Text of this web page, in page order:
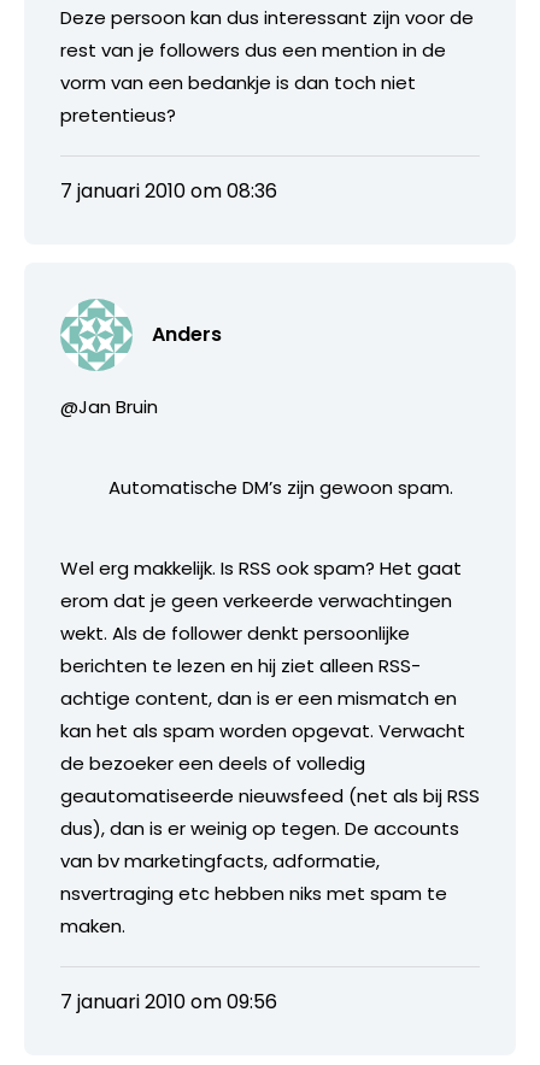
Deze persoon kan dus interessant zijn voor de
rest van je followers dus een mention in de
vorm van een bedankje is dan toch niet
pretentieus?
7 januari 2010 om 08:36
Anders
@Jan Bruin
Automatische DM’s zijn gewoon spam.
Wel erg makkelijk. Is RSS ook spam? Het gaat
erom dat je geen verkeerde verwachtingen
wekt. Als de follower denkt persoonlijke
berichten te lezen en hij ziet alleen RSS-
achtige content, dan is er een mismatch en
kan het als spam worden opgevat. Verwacht
de bezoeker een deels of volledig
geautomatiseerde nieuwsfeed (net als bij RSS
dus), dan is er weinig op tegen. De accounts
van bv marketingfacts, adformatie,
nsvertraging etc hebben niks met spam te
maken.
7 januari 2010 om 09:56